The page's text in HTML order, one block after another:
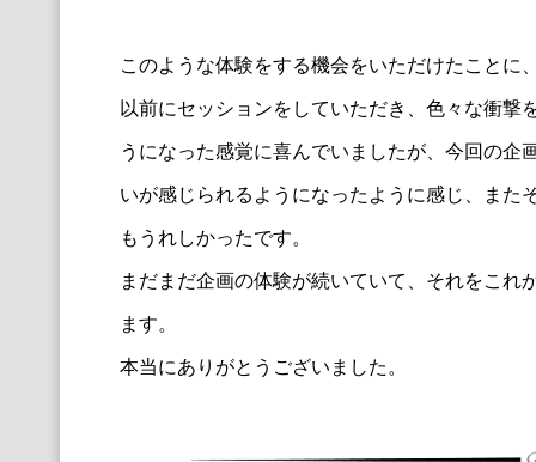
このような体験をする機会をいただけたこ とに
以前にセッションをしていただき、 色々な衝撃
うになった感覚に喜んでいましたが、 今回の企
いが感じられるようになったように感じ、
また
もうれしかったです。
まだまだ企画の体験が続いていて、 それをこれ
ます。
本当にありがとうございました。